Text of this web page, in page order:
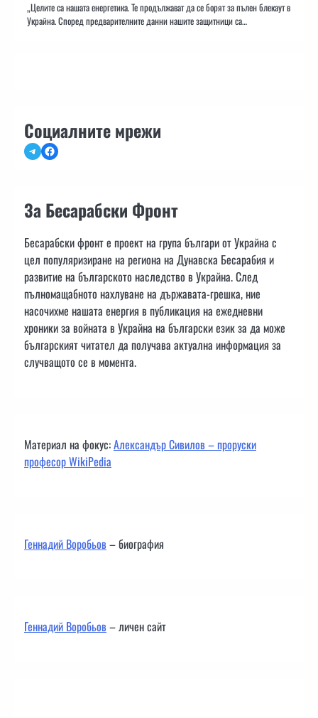
„Целите са нашата енергетика. Те продължават да се борят за пълен блекаут в
Украйна. Според предварителните данни нашите защитници са…
Социалните мрежи
TelegramFacebook
За Бесарабски Фронт
Бесарабски фронт е проект на група българи от Украйна с
цел популяризиране на региона на Дунавска Бесарабия и
развитие на българското наследство в Украйна. След
пълномащабното нахлуване на държавата-грешка, ние
насочихме нашата енергия в публикация на ежедневни
хроники за войната в Украйна на български език за да може
българският читател да получава актуална информация за
случващото се в момента.
Материал на фокус:Александър Сивилов – проруски
професор WikiPedia
Геннадий Воробьов– биография
Геннадий Воробьов– личен сайт